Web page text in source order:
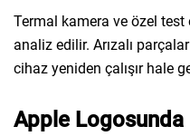
Termal kamera ve özel test
analiz edilir. Arızalı
cihaz yeniden çalışır hale
Apple Logosunda